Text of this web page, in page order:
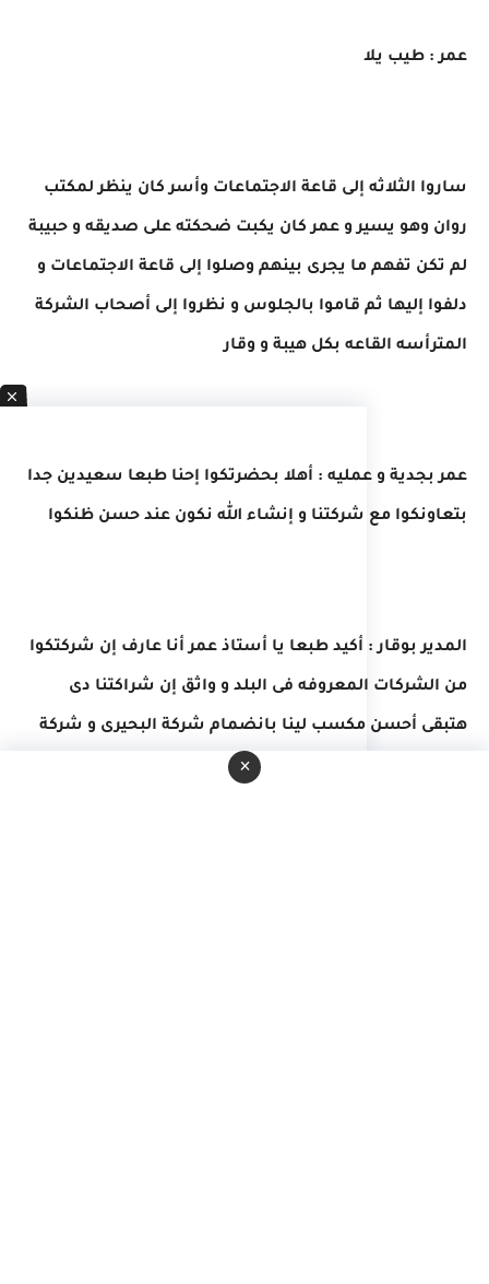
عمر : طيب يلا
ساروا الثلاثه إلى قاعة الاجتماعات وأسر كان ينظر لمكتب
روان وهو يسير و عمر كان يكبت ضحكته على صديقه و حبيبة
لم تكن تفهم ما يجرى بينهم وصلوا إلى قاعة الاجتماعات و
دلفوا إليها ثم قاموا بالجلوس و نظروا إلى أصحاب الشركة
المترأسه القاعه بكل هيبة و وقار
عمر بجدية و عمليه : أهلا بحضرتكوا إحنا طبعا سعيدين جدا
بتعاونكوا مع شركتنا و إنشاء الله نكون عند حسن ظنكوا
المدير بوقار : أكيد طبعا يا أستاذ عمر أنا عارف إن شركتكوا
من الشركات المعروفه فى البلد و واثق إن شراكتنا دى
هتبقى أحسن مكسب لينا بانضمام شركة البحيرى و شركة
السيوفى أه صحيح نسيت أحب أعرفك *** وأشار للشخص
×